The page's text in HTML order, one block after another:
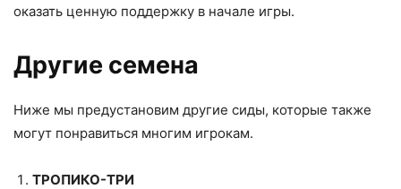
оказать ценную поддержку в начале игры.
Другие семена
Ниже мы предустановим другие сиды, которые также
могут понравиться многим игрокам.
ТРОПИКО-ТРИ